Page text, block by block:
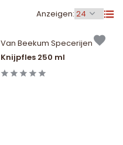
Anzeigen:
Van Beekum Specerijen
Knijpfles 250 ml